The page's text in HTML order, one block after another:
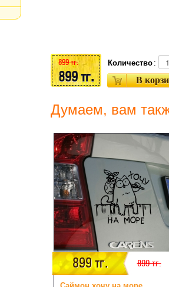
899 тг.
899 тг.
Количество :
Думаем, вам
899 тг. 899 тг.